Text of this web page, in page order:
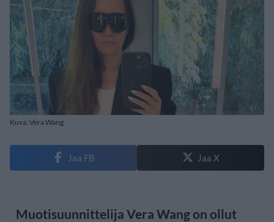
Kuva: Vera Wang
Jaa FB Jaa X
Muotisuunnittelija Vera Wang on ollut